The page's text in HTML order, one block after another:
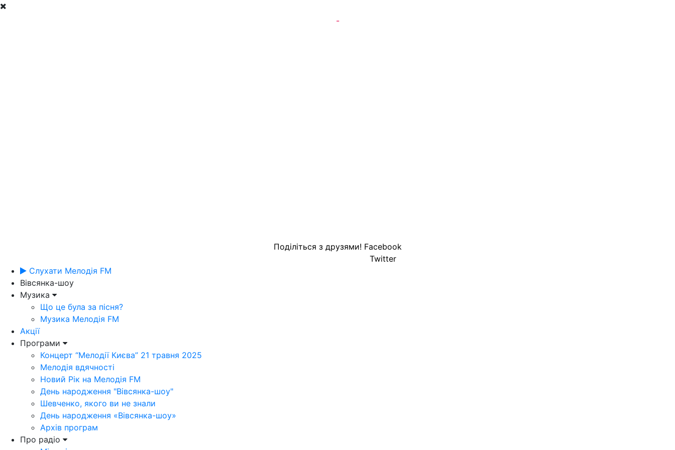
-
Поділіться з друзями! Facebook
Twitter
Слухати Мелодія FM
Вівсянка-шоу
Музика
Що це була за пісня?
Музика Мелодія FM
Акції
Програми
Концерт “Мелодії Києва” 21 травня 2025
Мелодія вдячності
Новий Рік на Мелодія FM
День народження "Вівсянка-шоу"
Шевченко, якого ви не знали
День народження «Вівсянка-шоу»
Архів програм
Про радіо